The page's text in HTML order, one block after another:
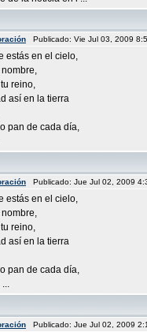
Publicado: Vie Jul 03, 2009
estás en el cielo,
reino,
así en la tierra
pan de cada día,
Publicado: Jue Jul 02, 2009
estás en el cielo,
reino,
así en la tierra
pan de cada día,
Publicado: Jue Jul 02, 2009